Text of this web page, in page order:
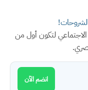
لتكون أول من
انضم الآن